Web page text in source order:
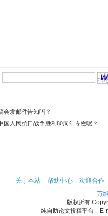
会发邮件告知吗？
国人民抗日战争胜利80周年专栏呢？
关于本站 | 帮助中心 | 欢迎合作 |
万
版权所有
纯自助论文投稿平台 E-